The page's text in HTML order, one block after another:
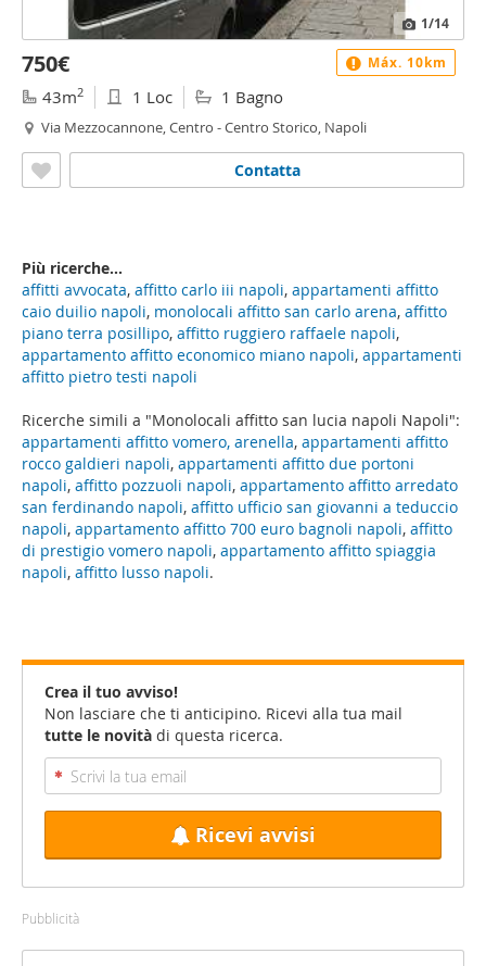
Ricerche simili a "Monolocali affitto san lucia napoli Napoli":
appartamenti affitto vomero, arenella, appartamenti affitto
rocco galdieri napoli, appartamenti affitto due portoni
napoli, affitto pozzuoli napoli, appartamento affitto arredato
san ferdinando napoli, affitto ufficio san giovanni a teduccio
napoli, appartamento affitto 700 euro bagnoli napoli, affitto
di prestigio vomero napoli, appartamento affitto spiaggia
napoli, affitto lusso napoli.
1/14
750€
43m2 1 Loc 1 Bagno
Via Mezzocannone, Centro - Centro Storico, Napoli
Contatta
Máx. 10km
Più ricerche...
affitti avvocata, affitto carlo iii napoli, appartamenti affitto
caio duilio napoli, monolocali affitto san carlo arena, affitto
piano terra posillipo, affitto ruggiero raffaele napoli,
appartamento affitto economico miano napoli, appartamenti
affitto pietro testi napoli
Crea il tuo avviso!
Non lasciare che ti anticipino. Ricevi alla tua mail
tutte le novità di questa ricerca.
Ricevi avvisi
Pubblicità